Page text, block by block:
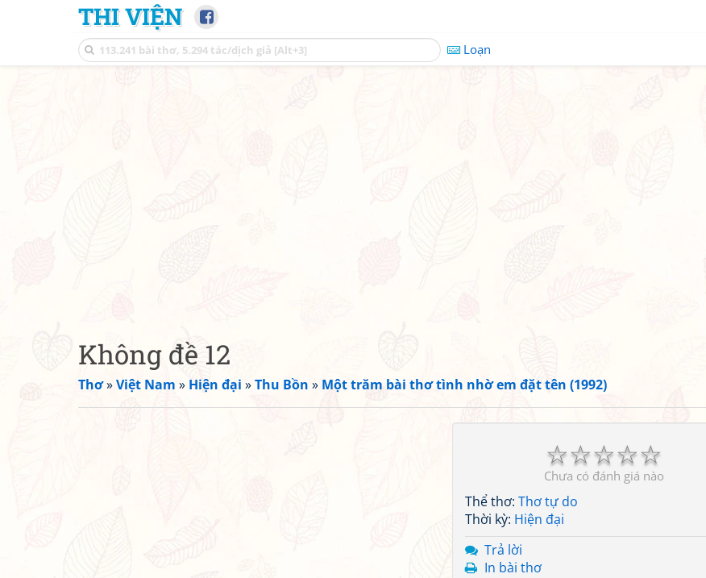
THI VIỆN
Loạn
Không đề 12
Thơ»Việt Nam » Hiện đại »Thu Bồn » Một trăm bài thơ tình nhờ em đặt tên (1992)
☆
☆
☆
☆
☆
Chưa có đánh giá nào
Thể thơ: Thơ tự do
Thời kỳ: Hiện đại
Trả lời
In bài thơ